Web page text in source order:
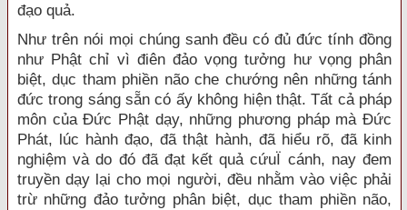
đạo quả.
Như trên nói mọi chúng sanh đều có đủ đức tính đồng
như Phật chỉ vì điên đảo vọng tưởng hư vọng phân
biệt, dục tham phiền não che chướng nên những tánh
đức trong sáng sẵn có ấy không hiện thật. Tất cả pháp
môn của Đức Phật dạy, những phương pháp mà Đức
Phát, lúc hành đạo, đã thật hành, đã hiểu rõ, đã kinh
nghiệm và do đó đã đạt kết quả cứuÏ cánh, nay đem
truyền dạy lại cho mọi người, đều nhằm vào việc phải
trừ những đảo tưởng phân biệt, dục tham phiền não,